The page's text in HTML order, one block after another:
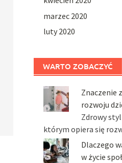
marzec 2020
luty 2020
WARTO ZOBACZYĆ
Znaczenie
rozwoju
Zdrowy
którym opiera się
Dlaczego
w życie